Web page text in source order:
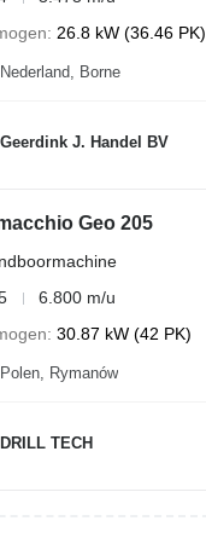
26.8 kW (36.46 PK)
Nederland, Borne
Geerdink J. Handel BV
Geo 205
6.800 m/u
30.87 kW (42 PK)
Polen, Rymanów
DRILL TECH